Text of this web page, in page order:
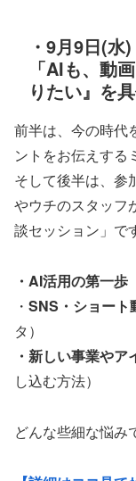
・9月9日(
「AIも、動
りたい』を
前半は、今の時代
ントをお伝えする
そして後半は、参
やウチのスタッフ
談セッション」で
・AI活用の第一歩
・ SNS・ショート
タ）
・新しい事業やア
し込む方法）
どんな些細な悩み